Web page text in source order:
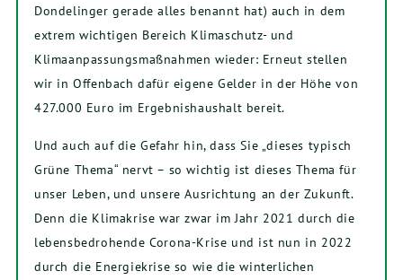
Dondelinger gerade alles benannt hat) auch in dem
extrem wichtigen Bereich Klimaschutz- und
Klimaanpassungsmaßnahmen wieder: Erneut stellen
wir in Offenbach dafür eigene Gelder in der Höhe von
427.000 Euro im Ergebnishaushalt bereit.
Und auch auf die Gefahr hin, dass Sie „dieses typisch
Grüne Thema“ nervt – so wichtig ist dieses Thema für
unser Leben, und unsere Ausrichtung an der Zukunft.
Denn die Klimakrise war zwar im Jahr 2021 durch die
lebensbedrohende Corona-Krise und ist nun in 2022
durch die Energiekrise so wie die winterlichen